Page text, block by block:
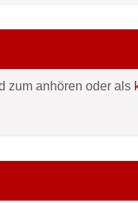
zum anhören oder als